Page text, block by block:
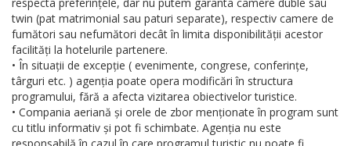
twin (pat matrimonial sau paturi separate), respectiv camere de
fumători sau nefumători decât în limita disponibilității acestor
facilități la hotelurile partenere.
• În situații de excepție ( evenimente, congrese, conferințe,
târguri etc. ) agenția poate opera modificări în structura
programului, fără a afecta vizitarea obiectivelor turistice.
• Compania aeriană și orele de zbor menționate în program sunt
cu titlu informativ și pot fi schimbate. Agenția nu este